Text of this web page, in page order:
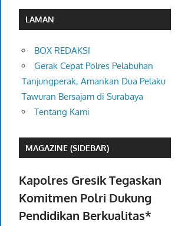
LAMAN
BOX REDAKSI
Gerak Cepat Polres Pelabuhan
Tanjungperak, Amankan Dua Pelaku
Tawuran Bersajam di Surabaya
Tentang Kami
MAGAZINE (SIDEBAR)
Kapolres Gresik Tegaskan
Komitmen Polri Dukung
Pendidikan Berkualitas*